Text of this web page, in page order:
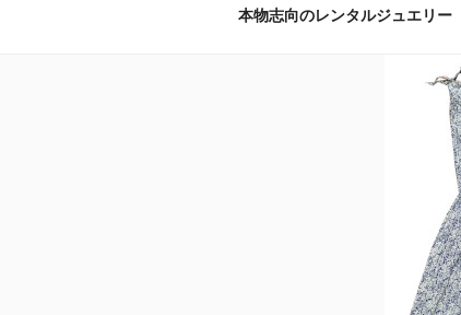
本物志向のレンタルジュエリー